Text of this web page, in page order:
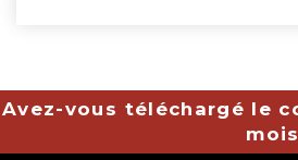
Avez-vous téléchargé le